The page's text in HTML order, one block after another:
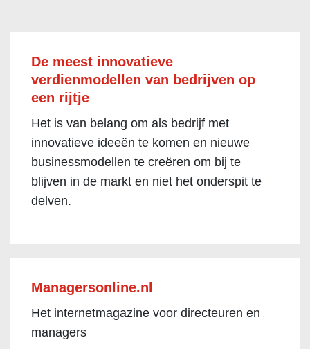
De meest innovatieve
verdienmodellen van bedrijven op
een rijtje
Het is van belang om als bedrijf met
innovatieve ideeën te komen en nieuwe
businessmodellen te creëren om bij te
blijven in de markt en niet het onderspit te
delven.
Managersonline.nl
Het internetmagazine voor directeuren en
managers